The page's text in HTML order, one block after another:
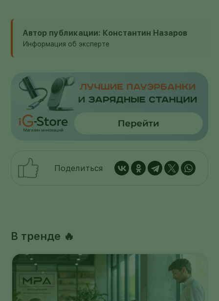
Автор публикации: Константин Назаров
Информация об эксперте
Поделиться
В тренде 🔥